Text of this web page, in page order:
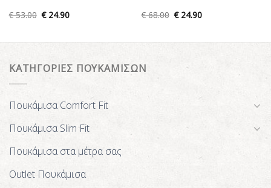
€53.00 €24.90
€68.00 €24.90
ΚΑΤΗΓΟΡΙΕΣ ΠΟΥΚΑΜΙΣΩΝ
Πουκάμισα Comfort Fit
Πουκάμισα Slim Fit
Πουκάμισα στα μέτρα σας
Outlet Πουκάμισα